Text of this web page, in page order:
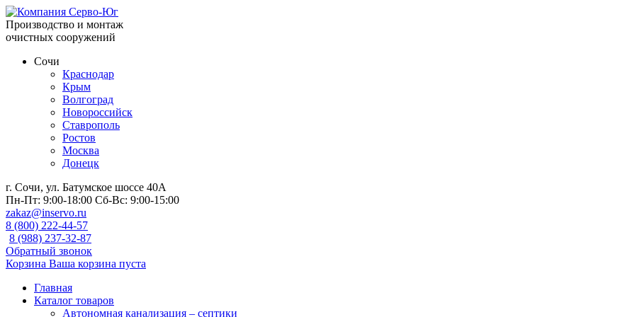
Производство и монтаж
очистных сооружений
Сочи
Краснодар
Крым
Волгоград
Новороссийск
Ставрополь
Ростов
Москва
Донецк
г. Сочи, ул. Батумское шоссе 40А
Пн-Пт: 9:00-18:00 Сб-Вс: 9:00-15:00
zakaz@inservo.ru
8 (800) 222-44-57
8 (988) 237-32-87
Обратный звонок
Корзина Ваша корзина пуста
Главная
Каталог товаров
Автономная канализация – септики